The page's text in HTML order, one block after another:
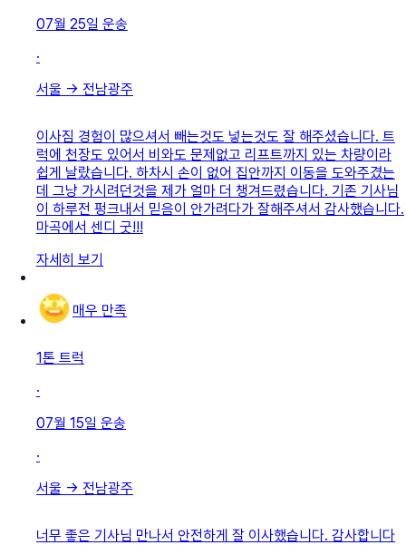
07월 25일 운송
·
서울 → 전남광주
이사짐 경험이 많으셔서 빼는것도 넣는것도 잘 해주셨습니다. 트
럭에 천장도 있어서 비와도 문제없고 리프트까지 있는 차량이라
쉽게 날랐습니다. 하차시 손이 없어 집안까지 이동을 도와주겼는
데 그냥 가시려던것을 제가 얼마 더 챙겨드렸습니다. 기존 기사님
이 하루전 펑크내서 믿음이 안가려다가 잘해주셔서 감사했습니다.
마곡에서 센디 굿!!!
자세히 보기
매우 만족
1톤 트럭
·
07월 15일 운송
·
서울 → 전남광주
너무 좋은 기사님 만나서 안전하게 잘 이사했습니다. 감사합니다